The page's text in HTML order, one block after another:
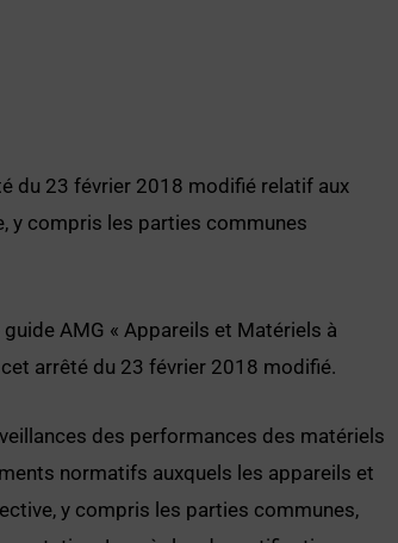
du 23 février 2018 modifié relatif aux
y compris les parties communes
AMG « Appareils et Matériels à
arrêté du 23 février 2018 modifié.
des performances des matériels
normatifs auxquels les appareils et
y compris les parties communes,